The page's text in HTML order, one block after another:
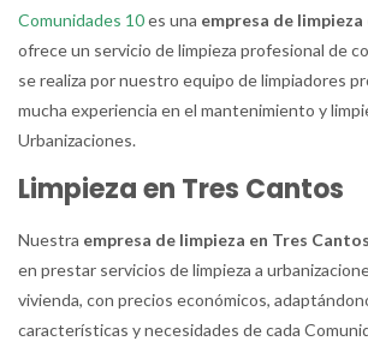
Comunidades 10es una empresa de
ofrece un servicio de limpieza profesional de
se realiza por nuestro equipo de limpiadores
mucha experiencia en el mantenimiento y
Urbanizaciones.
Limpieza en Tres Cantos
Nuestra empresa de limpieza en Tres Cantos
en prestar servicios de limpieza a
vivienda, con precios económicos,
características y necesidades de cada